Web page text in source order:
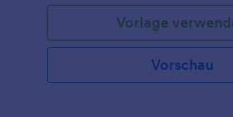
Modebestellformularvorlage
Onlineshop im Handumdrehen
anpassen. Durch einfaches Drag &
das gewünschte Aussehen,
leistungsstarke Anwendungen von
Vorlage
Vorschau